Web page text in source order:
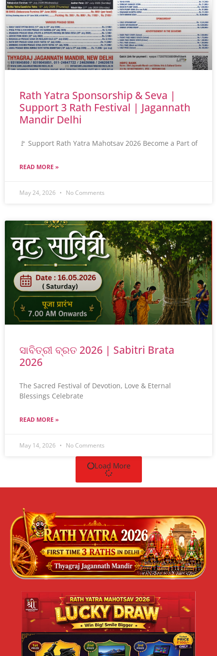
Rath Yatra Sponsorship & Seva |
Support 3 Rath Festival | Jagannath
Mandir Delhi
🚩 Support Rath Yatra Mahotsav 2026 Become a Part of
READ MORE »
May 24, 2026 No Comments
ସାବିତ୍ରୀ ବ୍ରତ 2026 | Sabitri Brata
2026
The Sacred Festival of Devotion, Love & Eternal
Blessings Celebrate
READ MORE »
May 14, 2026 No Comments
Load More